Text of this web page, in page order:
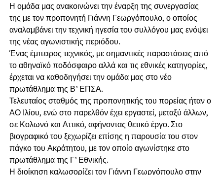
Η ομάδα μας ανακοινώνει την έναρξη της συνεργασίας
της με τον προπονητή Γιάννη Γεωργόπουλο, ο οποίος
αναλαμβάνει την τεχνική ηγεσία του συλλόγου μας ενόψει
της νέας αγωνιστικής περιόδου.
Ένας έμπειρος τεχνικός, με σημαντικές παραστάσεις από
το αθηναϊκό ποδόσφαιρο αλλά και τις εθνικές κατηγορίες,
έρχεται να καθοδηγήσει την ομάδα μας στο νέο
πρωτάθλημα της Β’ ΕΠΣΑ.
Τελευταίος σταθμός της προπονητικής του πορείας ήταν ο
ΑΟ Ιλίου, ενώ στο παρελθόν έχει εργαστεί, μεταξύ άλλων,
σε Κολωνό και Αττικό, αφήνοντας θετικό έργο. Στο
βιογραφικό του ξεχωρίζει επίσης η παρουσία του στον
πάγκο του Ακράτητου, με τον οποίο αγωνίστηκε στο
πρωτάθλημα της Γ’ Εθνικής.
Η διοίκηση καλωσορίζει τον Γιάννη Γεωργόπουλο στην